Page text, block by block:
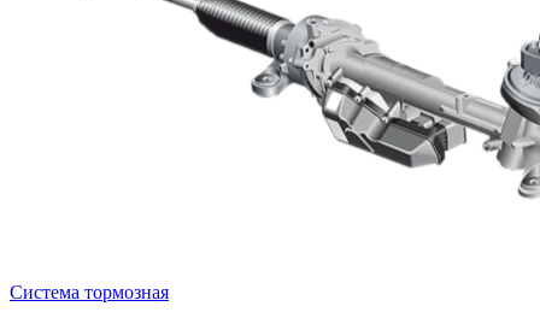
Система тормозная